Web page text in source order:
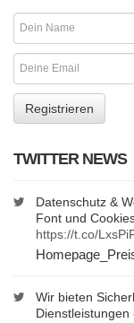
TWITTER NEWS
Datenschutz &
Font und
https://t.co/
Wir bieten
Dienstleistungen